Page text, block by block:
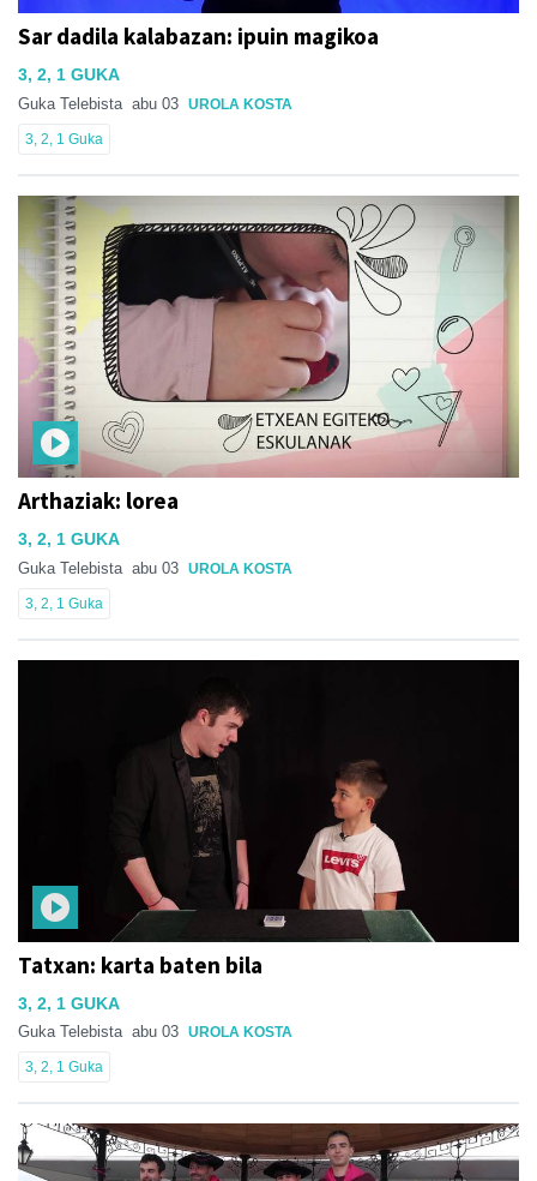
Sar dadila kalabazan: ipuin magikoa
3, 2, 1 GUKA
Guka Telebista abu 03 UROLA KOSTA
3, 2, 1 Guka
Arthaziak: lorea
3, 2, 1 GUKA
Guka Telebista abu 03 UROLA KOSTA
3, 2, 1 Guka
Tatxan: karta baten bila
3, 2, 1 GUKA
Guka Telebista abu 03 UROLA KOSTA
3, 2, 1 Guka